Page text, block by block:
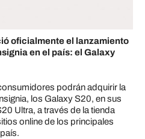
oficialmente el lanzamiento
en el país: el Galaxy
podrán adquirir la
los Galaxy S20, en sus
Ultra, a través de la tienda
online de los principales